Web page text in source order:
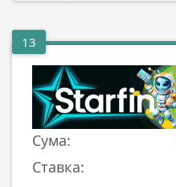
13
Сума:
Ставка: